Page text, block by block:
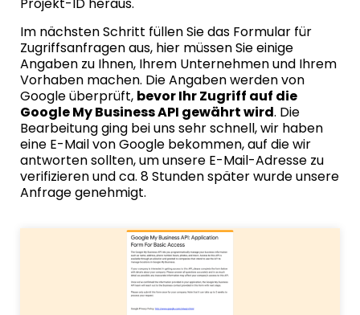
Projekt-ID heraus.
Im nächsten Schritt füllen Sie das Formular für
Zugriffsanfragenaus, hier müssen Sie einige
Angaben zu Ihnen, Ihrem Unternehmen und Ihrem
Vorhaben machen. Die Angaben werden von
Google überprüft, bevor Ihr Zugriff auf die
Google My Business API gewährt wird. Die
Bearbeitung ging bei uns sehr schnell, wir haben
eine E-Mail von Google bekommen, auf die wir
antworten sollten, um unsere E-Mail-Adresse zu
verifizieren und ca. 8 Stunden später wurde unsere
Anfrage genehmigt.